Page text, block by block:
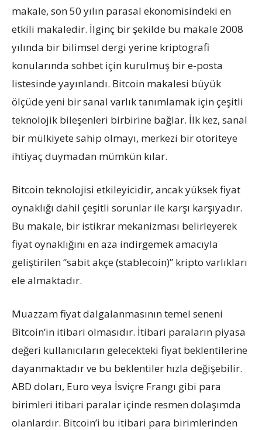
makale, son 50 yılın parasal ekonomisindeki en
etkili makaledir. İlginç bir şekilde bu makale 2008
yılında bir bilimsel dergi yerine kriptografi
konularında sohbet için kurulmuş bir e-posta
listesinde yayınlandı. Bitcoin makalesi büyük
ölçüde yeni bir sanal varlık tanımlamak için çeşitli
teknolojik bileşenleri birbirine bağlar. İlk kez, sanal
bir mülkiyete sahip olmayı, merkezi bir otoriteye
ihtiyaç duymadan mümkün kılar.
Bitcoin teknolojisi etkileyicidir, ancak yüksek fiyat
oynaklığı dahil çeşitli sorunlar ile karşı karşıyadır.
Bu makale, bir istikrar mekanizması belirleyerek
fiyat oynaklığını en aza indirgemek amacıyla
geliştirilen “sabit akçe (stablecoin)” kripto varlıkları
ele almaktadır.
Muazzam fiyat dalgalanmasının temel seneni
Bitcoin’in itibari olmasıdır. İtibari paraların piyasa
değeri kullanıcıların gelecekteki fiyat beklentilerine
dayanmaktadır ve bu beklentiler hızla değişebilir.
ABD doları, Euro veya İsviçre Frangı gibi para
birimleri itibari paralar içinde resmen dolaşımda
olanlardır. Bitcoin’i bu itibari para birimlerinden